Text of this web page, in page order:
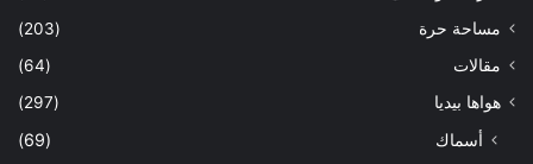
مساحة حرة
(203)
مقالات
(64)
هواها بيديا
(297)
أسماك
(69)